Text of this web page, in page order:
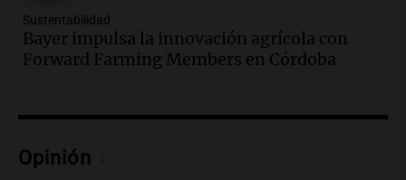
Una mañana para todos
Episodios
Audio.Una nutricionista derribó el mito
conviene priorizar
Episodios
Sustentabilidad
Bayer impulsa la innovación agrícola con
Forward Farming Members en Córdoba
Opinión